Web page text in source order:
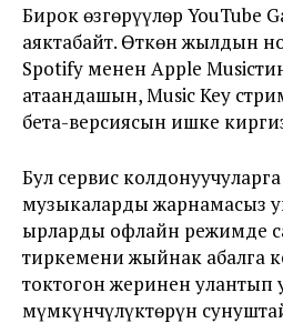
Бирок өзгөрүүлөр YouTube
аяктабайт. Өткөн жылдын
Spotify менен Apple
атаандашын, Music Key
бета-версиясын ишке
Бул сервис
музыкаларды жарнамасыз
ырларды офлайн режимде
тиркемени жыйнак абалга
токтогон жеринен улантып
мүмкүнчүлүктөрүн